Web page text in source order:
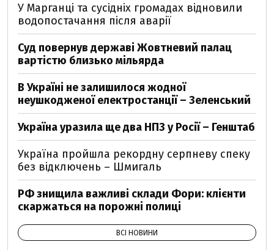
У Марганці та сусідніх громадах відновили
водопостачання після аварії
Суд повернув державі Жовтневий палац
вартістю близько мільярда
В Україні не залишилося жодної
неушкодженої електростанції – Зеленський
Україна уразила ще два НПЗ у Росії – Генштаб
Україна пройшла рекордну серпневу спеку
без відключень – Шмигаль
РФ знищила важливі склади Фори: клієнти
скаржаться на порожні полиці
ВСІ НОВИНИ